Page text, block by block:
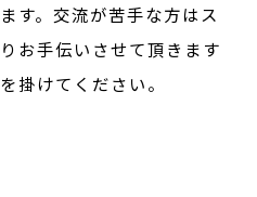
す。交流が苦手な方はス
お手伝いさせて頂きます
掛けてください。